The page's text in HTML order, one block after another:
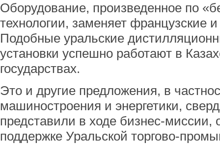
Оборудование, произведенное по
технологии, заменяет французские
Подобные уральские
установки успешно работают в
государствах.
Это и другие предложения, в
машиностроения и энергетики,
представили в ходе бизнес-миссии,
поддержке Уральской торгово-